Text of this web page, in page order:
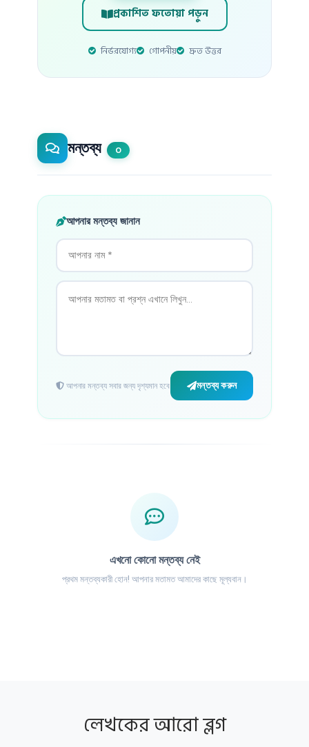
প্রকাশিত ফতোয়া পড়ুন
নির্ভরযোগ্য গোপনীয় দ্রুত উত্তর
মন্তব্য 0
আপনার মন্তব্য জানান
আপনার মন্তব্য সবার জন্য দৃশ্যমান হবে মন্তব্য করুন
এখনো কোনো মন্তব্য নেই
প্রথম মন্তব্যকারী হোন! আপনার মতামত আমাদের কাছে মূল্যবান।
লেখকের আরো ব্লগ